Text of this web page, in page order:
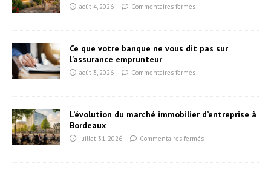
août 4, 2026 Commentaires fermés
Ce que votre banque ne vous dit pas sur
l’assurance emprunteur
août 3, 2026 Commentaires fermés
L’évolution du marché immobilier d’entreprise à
Bordeaux
juillet 31, 2026 Commentaires fermés